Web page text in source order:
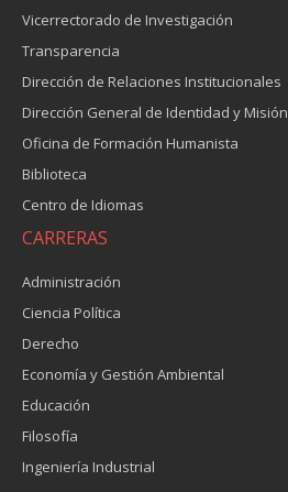
Vicerrectorado de Investigación
Transparencia
Dirección de Relaciones Institucionales
Dirección General de Identidad y Misión
Oficina de Formación Humanista
Biblioteca
Centro de Idiomas
CARRERAS
Administración
Ciencia Política
Derecho
Economía y Gestión Ambiental
Educación
Filosofía
Ingeniería Industrial